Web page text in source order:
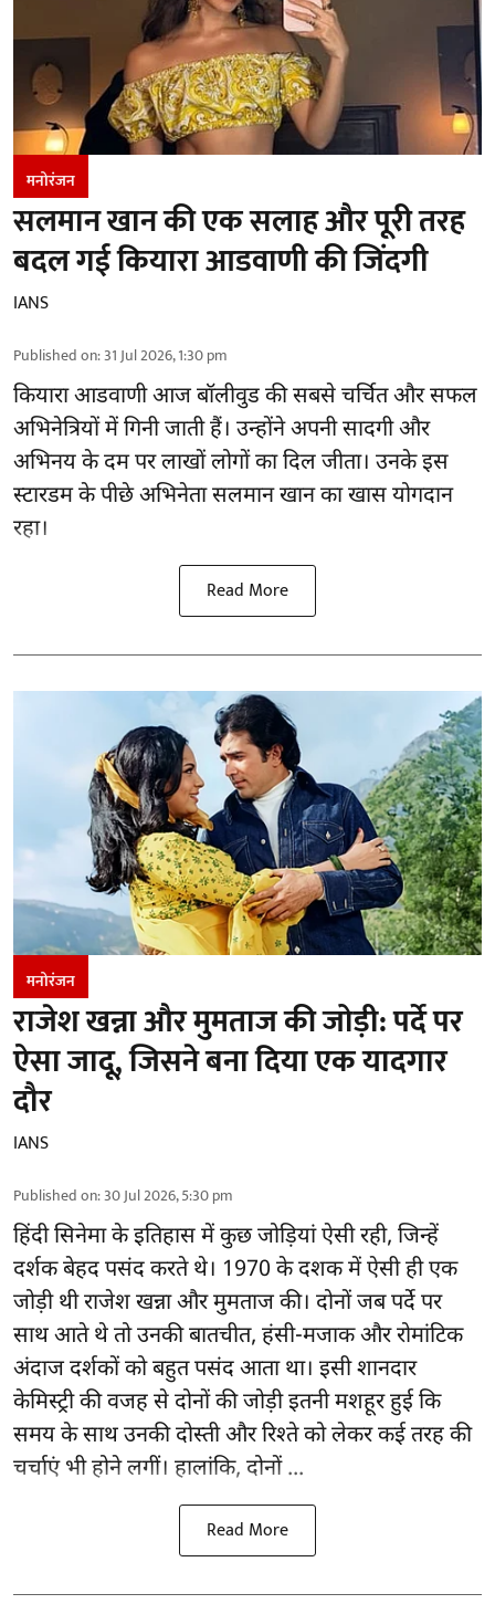
मनोरंजन
सलमान खान की एक सलाह और पूरी तरह
बदल गई कियारा आडवाणी की जिंदगी
IANS
Published on:31 Jul 2026, 1:30 pm
कियारा आडवाणी आज बॉलीवुड की सबसे चर्चित और सफल
अभिनेत्रियों में गिनी जाती हैं। उन्होंने अपनी सादगी और
अभिनय के दम पर लाखों लोगों का दिल जीता। उनके इस
स्टारडम के पीछे अभिनेता सलमान खान का खास योगदान
रहा।
Read More
मनोरंजन
राजेश खन्ना और मुमताज की जोड़ी: पर्दे पर
ऐसा जादू, जिसने बना दिया एक यादगार
दौर
IANS
Published on:30 Jul 2026, 5:30 pm
हिंदी सिनेमा के इतिहास में कुछ जोड़ियां ऐसी रही, जिन्हें
दर्शक बेहद पसंद करते थे। 1970 के दशक में ऐसी ही एक
जोड़ी थी राजेश खन्ना और मुमताज की। दोनों जब पर्दे पर
साथ आते थे तो उनकी बातचीत, हंसी-मजाक और रोमांटिक
अंदाज दर्शकों को बहुत पसंद आता था। इसी शानदार
केमिस्ट्री की वजह से दोनों की जोड़ी इतनी मशहूर हुई कि
समय के साथ उनकी दोस्ती और रिश्ते को लेकर कई तरह की
चर्चाएं भी होने लगीं। हालांकि, दोनों ...
Read More